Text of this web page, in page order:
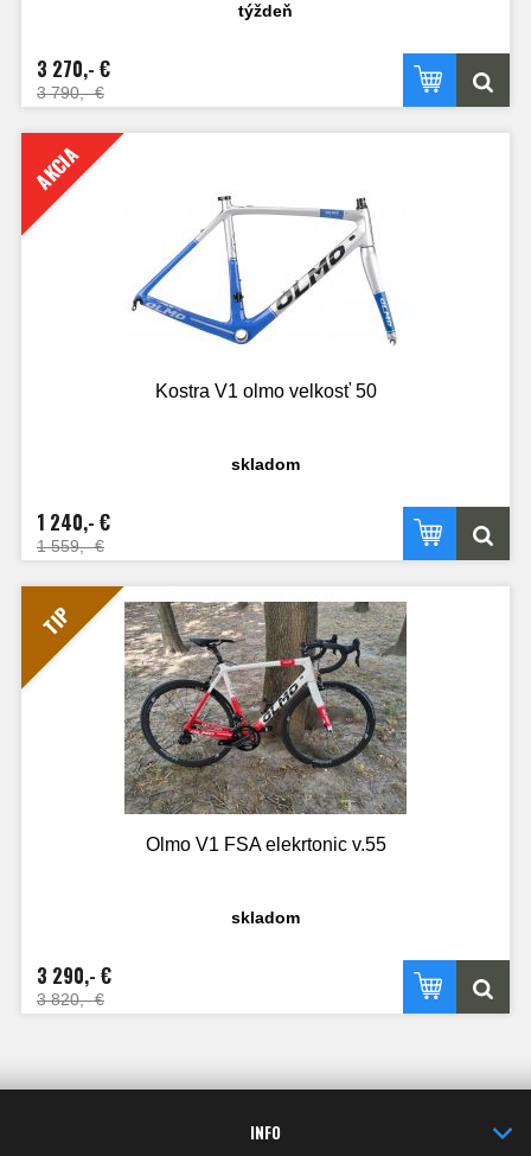
týždeň
3 270,- €
3 790,- €
AKCIA
Kostra V1 olmo velkosť 50
skladom
1 240,- €
1 559,- €
TIP
Olmo V1 FSA elekrtonic v.55
skladom
3 290,- €
3 820,- €
INFO